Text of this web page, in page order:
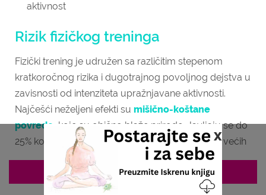
aktivnost
Rizik fizičkog treninga
Fizički trening je udružen sa različitim stepenom
kratkoročnog rizika i dugotrajnog povoljnog dejstva u
zavisnosti od intenziteta upražnjavane aktivnosti.
Najčešći neželjeni efekti su mišično-koštane
povrede , koje su obično blaže prirode. Javljaju se do
25% kod odraslih. Rizik je veći kod gojaznih, kod većih
fizičkih napora i u sportskim nadmetanjima. Fizičku
aktivnost treba postepeno povećavati, čime se znatno
smanjuje mogućnost komplikacija.
x
ZAKAZIVANJE 063/687-460